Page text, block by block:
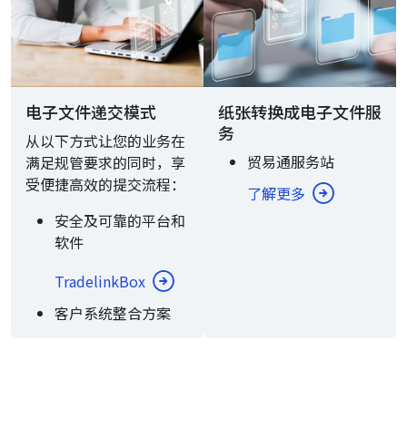
电子文件递交模式
从以下方式让您的业务在
满足规管要求的同时，享
受便捷高效的提交流程：
安全及可靠的平台和
软件
TradelinkBox
客户系统整合方案
纸张转换成电子文件服
务
贸易通服务站
了解更多